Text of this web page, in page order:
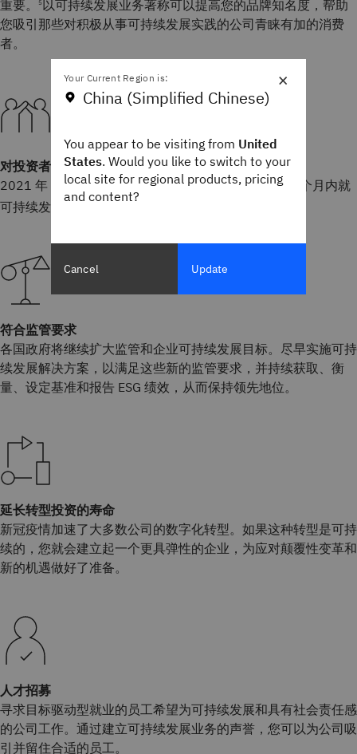
重要。 5 以可持续发展业务著称可以提高您的品牌知名度，帮助
您吸引那些对积极从事可持续发展实践的公司青睐有加的消费
者。
对投资者的吸引力
2021 年，五分之四的个人投资者计划在接下来的 12 个月内就
可持续发展或社会责任因素采取行动。
符合监管要求
各国政府将继续扩大监管和企业可持续发展目标。尽早实施可持
续发展解决方案，以满足这些新的监管要求，并持续获取、衡
量、设定基准和报告 ESG 绩效，从而保持领先地位。
延长转型投资的寿命
新冠疫情加速了大多数公司的数字化转型。如果这种转型是可持
续的，您就会建立起一个更具弹性的企业，为应对颠覆性变革和
新的机遇做好了准备。
人才招募
寻求目标驱动型就业的员工希望为可持续发展和具有社会责任感
的公司工作。通过建立可持续发展业务的声誉，您可以为公司吸
引并留住合适的员工。
×
Your Current Region is:
China (Simplified Chinese)
You appear to be visiting from United
States. Would you like to switch to your
local site for regional products, pricing
and content?
Cancel Update